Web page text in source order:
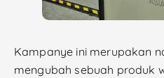
Kampanye ini merupakan
mengubah sebuah produk